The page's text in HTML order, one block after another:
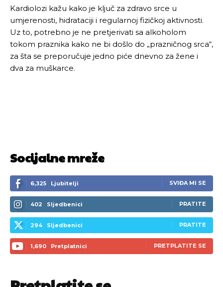
Kardiolozi kažu kako je ključ za zdravo srce u
umjerenosti, hidrataciji i regularnoj fizičkoj aktivnosti.
Uz to, potrebno je ne pretjerivati sa alkoholom
tokom praznika kako ne bi došlo do „prazničnog srca“,
za šta se preporučuje jedno piće dnevno za žene i
dva za muškarce.
Socijalne mreže
6,325 Ljubitelji SVIĐA MI SE
402 Sljedbenici PRATITE
294 Sljedbenici PRATITE
1,690 Pretplatnici PRETPLATITE SE